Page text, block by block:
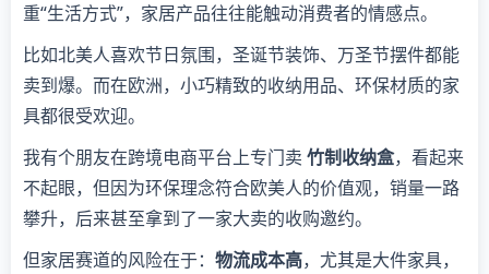
重“生活方式”，家居产品往往能触动消费者的情感点。
比如北美人喜欢节日氛围，圣诞节装饰、万圣节摆件都能
卖到爆。而在欧洲，小巧精致的收纳用品、环保材质的家
具都很受欢迎。
我有个朋友在跨境电商平台上专门卖 竹制收纳盒，看起来
不起眼，但因为环保理念符合欧美人的价值观，销量一路
攀升，后来甚至拿到了一家大卖的收购邀约。
但家居赛道的风险在于： 物流成本高，尤其是大件家具，